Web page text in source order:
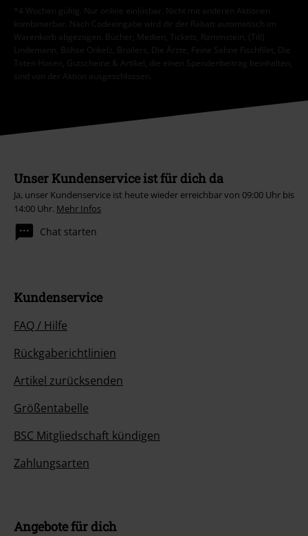
*4 Wochen gültig. Nur online einlösbar. Nicht mit anderen Aktionen
kombinierbar. Nach Codeeingabe wird dir der Rabatt automatisch im
Warenkorb abgezogen. Bücher, Medien, Tickets, Rammstein, (Till)
Lindemann, Böhse Onkelz, Broilers, Die Ärzte, Feine Sahne Fischfilet, Die
Toten Hosen, Gutscheine & Artikel, die einen Spendenbeitrag beinhalten,
sind von der Aktion ausgeschlossen.
Unser Kundenservice ist für dich da
Ja, unser Kundenservice ist heute wieder erreichbar von 09:00 Uhr bis
14:00 Uhr. Mehr Infos
Chat starten
Kundenservice
FAQ / Hilfe
Rückgaberichtlinien
Artikel zurücksenden
Größentabelle
BSC Mitgliedschaft kündigen
Zahlungsarten
Angebote für dich